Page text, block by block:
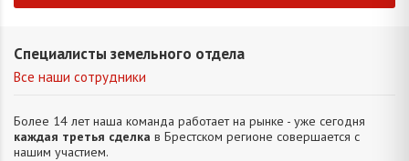
Специалисты земельного отдела
Все наши сотрудники
Более 14 лет наша команда работает на рынке - уже сегодня
каждая третья сделка в Брестском регионе совершается с
нашим участием.